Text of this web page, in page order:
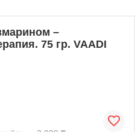
–
75 гр. VAADI